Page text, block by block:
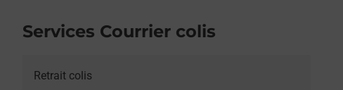
Services Courrier colis
Retrait colis